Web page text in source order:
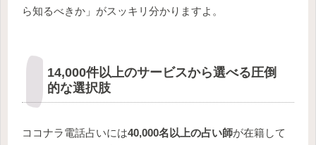
ら知るべきか」がスッキリ分かりますよ。
14,000件以上のサービスから選べる圧倒
的な選択肢
ココナラ電話占いには40,000名以上の占い師が在籍して